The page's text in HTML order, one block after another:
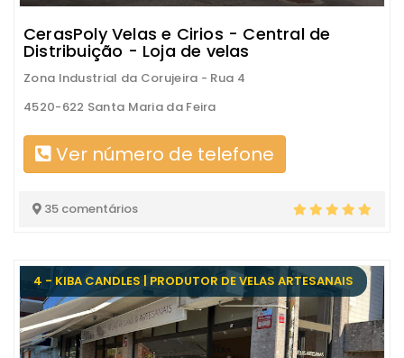
CerasPoly Velas e Cirios - Central de
Distribuição - Loja de velas
Zona Industrial da Corujeira - Rua 4
4520-622 Santa Maria da Feira
Ver número de telefone
35 comentários
4 - KIBA CANDLES | PRODUTOR DE VELAS ARTESANAIS